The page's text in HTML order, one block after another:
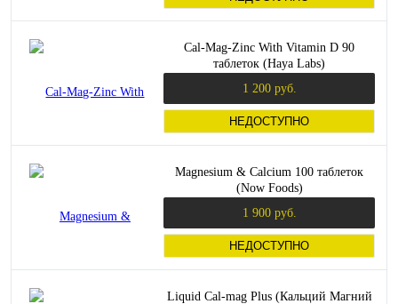
Cal-Mag-Zinc With Vitamin D 90
таблеток (Haya Labs)
1 200 руб.
НЕДОСТУПНО
Magnesium & Calcium 100 таблеток
(Now Foods)
1 900 руб.
НЕДОСТУПНО
Liquid Cal-mag Plus (Кальций Магний